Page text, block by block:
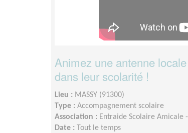
Animez une antenne
dans leur scolarité !
Lieu : MASSY (91300)
Type : Accompagnement scolaire
Association : Entraide Scolaire Amicale
Date :
Tout le temps